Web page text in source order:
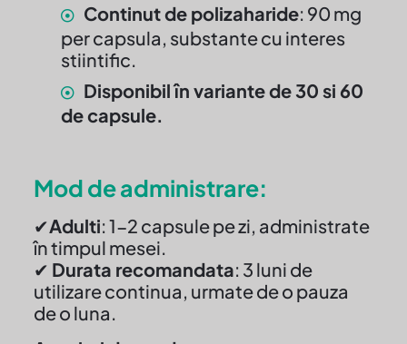
Continut de polizaharide: 90 mg
per capsula, substante cu interes
stiintific.
Disponibil în variante de 30 si 60
de capsule.
Mod de administrare:
✔Adulti: 1-2 capsule pe zi, administrate
în timpul mesei.
✔ Durata recomandata: 3 luni de
utilizare continua, urmate de o pauza
de o luna.